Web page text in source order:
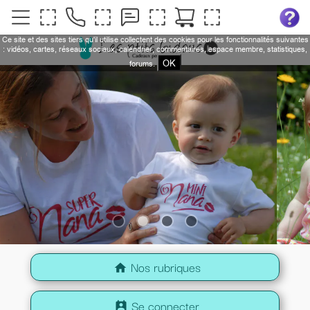
home Nos rubriques
perm_contact_calendar Se connecter
Ce site et des sites tiers qu'il utilise collectent des cookies pour les fonctionnalités suivantes
: vidéos, cartes, réseaux sociaux, calendrier, commentaires, espace membre, statistiques,
forums.
OK